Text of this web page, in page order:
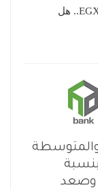
البورصة المصرية تواصل الصعود بدعم EGX30.. هل
بنسبة
نقطة، وصعد